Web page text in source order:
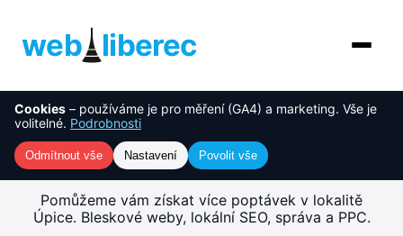
web liberec
O nás
Služby
NOVINKA
AI řešení
Cookies – používáme je pro měření (GA4) a marketing. Vše je
volitelné. Podrobnosti
Odmítnout vše Nastavení Povolit vše
Tvorba webu Úpice –
rychlé, SEO-ready weby
Pomůžeme vám získat více poptávek v lokalitě
Úpice. Bleskové weby, lokální SEO, správa a PPC.